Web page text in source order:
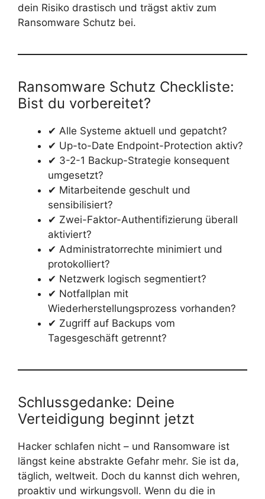
dein Risiko drastisch und trägst aktiv zum
Ransomware Schutz bei.
Ransomware Schutz Checkliste:
Bist du vorbereitet?
✔ Alle Systeme aktuell und gepatcht?
✔ Up-to-Date Endpoint-Protection aktiv?
✔ 3-2-1 Backup-Strategie konsequent
umgesetzt?
✔ Mitarbeitende geschult und
sensibilisiert?
✔ Zwei-Faktor-Authentifizierung überall
aktiviert?
✔ Administratorrechte minimiert und
protokolliert?
✔ Netzwerk logisch segmentiert?
✔ Notfallplan mit
Wiederherstellungsprozess vorhanden?
✔ Zugriff auf Backups vom
Tagesgeschäft getrennt?
Schlussgedanke: Deine
Verteidigung beginnt jetzt
Hacker schlafen nicht – und Ransomware ist
längst keine abstrakte Gefahr mehr. Sie ist da,
täglich, weltweit. Doch du kannst dich wehren,
proaktiv und wirkungsvoll. Wenn du die in